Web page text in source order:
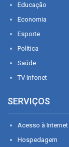
Educação
Economia
Esporte
Política
Saúde
TV Infonet
SERVIÇOS
Acesso à Internet
Hospedagem